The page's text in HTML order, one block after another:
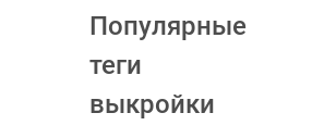
Популярные
теги
выкройки